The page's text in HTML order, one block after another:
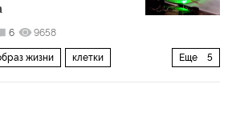
6 9658
Еще 5
жизни клетки